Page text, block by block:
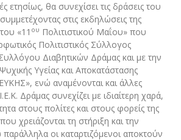
ετησίως, θα συνεχίσει τις δράσεις του
στις εκδηλώσεις της
«11 ου Πολιτιστικού Μαΐου» που
Πολιτιστικός Σύλλογος
Διαβητικών Δράμας και με την
Υγείας και Αποκατάστασης
ενώ αναμένονται και άλλες
Δράμας συνεχίζει με ιδιαίτερη χαρά,
στους πολίτες και στους φορείς της
χρειάζονται τη στήριξη και την
οι καταρτιζόμενοι αποκτούν